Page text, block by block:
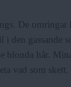
De omringar
den gassande
blonda hår.
vad som skett.